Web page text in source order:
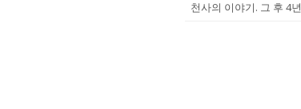
천사의 이야기. 그 후 4년